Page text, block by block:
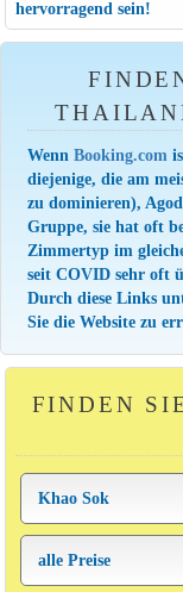
hervorragend sein!
WennBooking.com
diejenige, die am
zu dominieren),
Gruppe, sie hat oft
Zimmertyp im
seit COVID sehr oft
Durch diese Links
Sie die Website zu
FINDEN